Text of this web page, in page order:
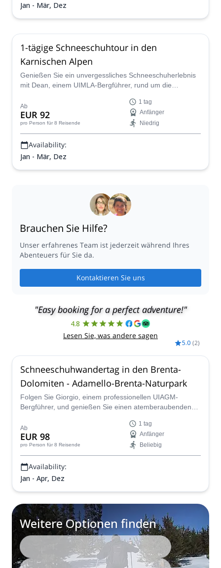
Jan - Mär, Dez
1-tägige Schneeschuhtour in den
Karnischen Alpen
Genießen Sie ein unvergessliches Schneeschuherlebnis
mit Dean, einem UIMLA-Bergführer, rund um die
Ab
EUR 92
pro Person für 8 Reisende
1 tag
Anfänger
Niedrig
Availability:
Jan - Mär, Dez
Brauchen Sie Hilfe?
Unser erfahrenes Team ist jederzeit während Ihres
Abenteuers für Sie da.
Kontaktieren Sie uns
"Easy booking for a perfect adventure!"
4.8
Lesen Sie, was andere sagen
5.0 (2)
Schneeschuhwandertag in den Brenta-
Dolomiten - Adamello-Brenta-Naturpark
Folgen Sie Giorgio, einem professionellen UIAGM-
Bergführer, und genießen Sie einen atemberaubenden
erstaunlichen Brenta-Dolomiten!
Ab
EUR 98
pro Person für 8 Reisende
1 tag
Anfänger
Beliebig
Availability:
Jan - Apr, Dez
Weitere Optionen finden